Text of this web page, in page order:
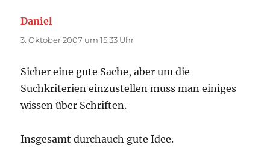
Daniel
3. Oktober 2007 um 15:33 Uhr
Sicher eine gute Sache, aber um die
Suchkriterien einzustellen muss man einiges
wissen über Schriften.
Insgesamt durchauch gute Idee.